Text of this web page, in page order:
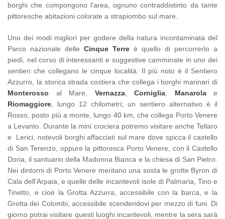
borghi che compongono l’area, ognuno contraddistinto da tante
pittoresche abitazioni colorate a strapiombo sul mare.
Uno dei modi migliori per godere della natura incontaminata del
Parco nazionale delle Cinque Terre è quello di percorrerlo a
piedi, nel corso di interessanti e suggestive camminate in uno dei
sentieri che collegano le cinque località. Il più noto è il Sentiero
Azzurro, la storica strada costiera che collega i borghi marinari di
Monterosso al Mare, Vernazza, Corniglia Manarolae
Riomaggiore , lungo 12 chilometri; un sentiero alternativo è il
Rosso, posto più a monte, lungo 40 km, che collega Porto Venere
a Levanto. Durante la mini crociera potremo visitare anche Tellaro
e Lerici, notevoli borghi affacciati sul mare dove spicca il castello
di San Terenzo, oppure la pittoresca Porto Venere, con il Castello
Doria, il santuario della Madonna Bianca e la chiesa di San Pietro.
Nei dintorni di Porto Venere meritano una sosta le grotte Byron di
Cala dell’Arpaia, e quelle delle incantevoli isole di Palmaria, Tino e
Tinetto, e cioè la Grotta Azzurra, accessibile con la barca, e la
Grotta dei Colombi, accessibile scendendovi per mezzo di funi. Di
giorno potrai visitare questi luoghi incantevoli, mentre la sera sarà